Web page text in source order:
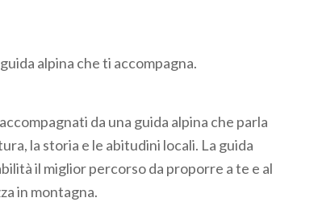
alpina che ti accompagna.
da una guida alpina che parla
la storia e le abitudini locali. La guida
il miglior percorso da proporre a te e al
in montagna.